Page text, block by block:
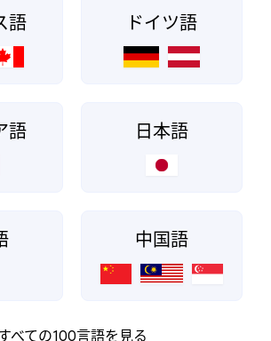
語 ドイツ語
語 日本語
中国語
べての100言語を見る